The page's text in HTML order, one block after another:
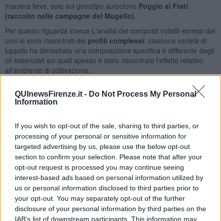
QUInewsFirenze.it - Do Not Process My Personal
Information
If you wish to opt-out of the sale, sharing to third parties, or
processing of your personal or sensitive information for
targeted advertising by us, please use the below opt-out
section to confirm your selection. Please note that after your
opt-out request is processed you may continue seeing
interest-based ads based on personal information utilized by
us or personal information disclosed to third parties prior to
your opt-out. You may separately opt-out of the further
disclosure of your personal information by third parties on the
IAB’s list of downstream participants. This information may
maniera lieve, solo sul genotipo autoctono Poggio ai Frati
(raccolto nelle campagne del Mugello)
Per quanto riguarda invece L'analisi dei composti volatili emessi dai
coni si sono riscontrati dei profili complessi: ciascuna varietà di
luppolo ha dimostrato una composizione specifica è differente degli
oli essenziali sui quali spesso è stato riscontrato l'effetto relativo
all'ambiente di coltivazione.
Questo percorso di analisi e selezione ha portato alla realizzazione
(AR), che ospitava l’evento finale del progetto Hops Tuscany, e il
Birrificio agricolo bio La Stecciaiadi Rapolano Terme (SI) - con
tre delle varietà di luppolo che avevano espresso le caratteristiche
più idonee, qualitativamente e quantitativamente parlando, alla
produzione: Cascade, Chinook e Poggio ai Frati (la varietà
selvatica del Mugello).
Il diverso ambiente pedoclimatico di coltivazione dei luppoli ha
determinatocaratteristiche valutative differenti. Per quanto
riguarda Chinook e Cascade, sono stati rilevati parametri differenti,